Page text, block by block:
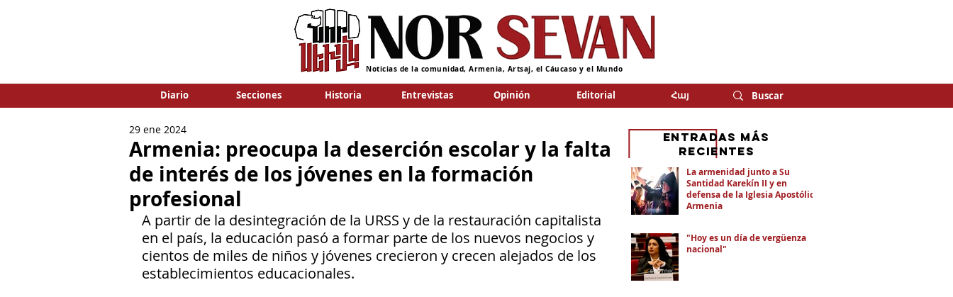
Noticias de la comunidad, Armenia, Artsaj, el Cáucaso y el Mundo
Diario Secciones Historia Entrevistas Opinión Editorial Հայ
Armenia: preocupa la deserción escolar y la falta
de interés de los jóvenes en la formación
profesional
29 ene 2024
A partir de la desintegración de la URSS y de la restauración capitalista
en el país, la educación pasó a formar parte de los nuevos negocios y
cientos de miles de niños y jóvenes crecieron y crecen alejados de los
establecimientos educacionales.
La armenidad junto a Su
Santidad Karekín II y en
defensa de la Iglesia Apostólica
Armenia
"Hoy es un día de vergüenza
nacional"
eNTRADAS MÁS
RECIENTES